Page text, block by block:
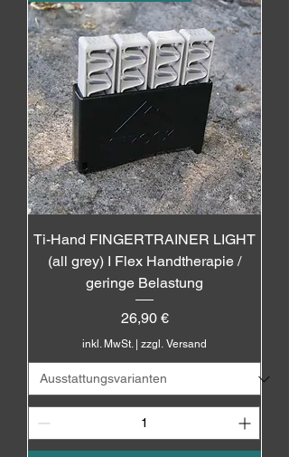
Ti-Hand FINGERTRAINER LIGHT
(all grey) I Flex Handtherapie /
geringe Belastung
Preis
26,90 €
inkl. MwSt.| zzgl. Versand